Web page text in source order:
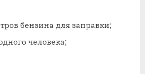
бензина для заправки;
человека;